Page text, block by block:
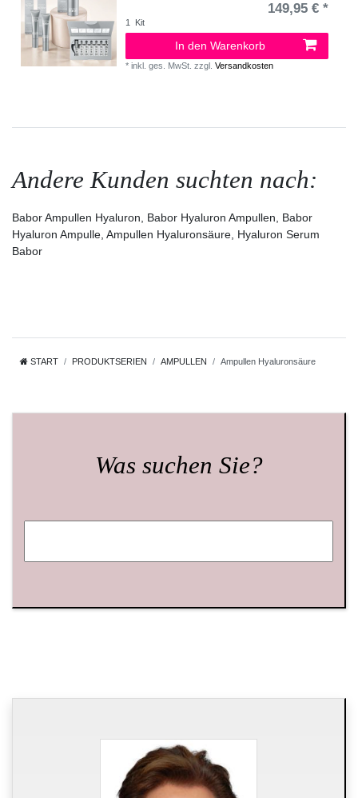
149,95 € *
1 Kit
In den Warenkorb
*inkl. ges. MwSt. zzgl.Versandkosten
Andere Kunden suchten nach:
Babor Ampullen Hyaluron, Babor Hyaluron Ampullen, Babor
Hyaluron Ampulle, Ampullen Hyaluronsäure, Hyaluron Serum
Babor
START PRODUKTSERIEN AMPULLEN Ampullen Hyaluronsäure
Was suchen Sie?